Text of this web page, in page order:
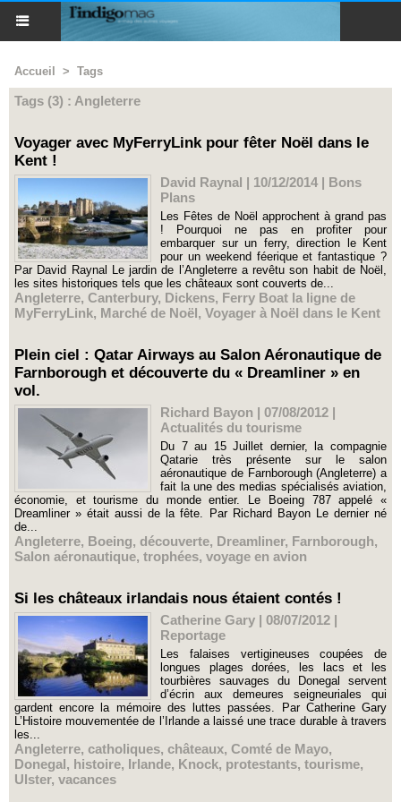
Accueil > Tags
Tags (3) : Angleterre
Voyager avec MyFerryLink pour fêter Noël dans le
Kent !
David Raynal | 10/12/2014 | Bons
Plans
Les Fêtes de Noël approchent à grand pas
! Pourquoi ne pas en profiter pour
embarquer sur un ferry, direction le Kent
pour un weekend féerique et fantastique ?
Par David Raynal Le jardin de l’Angleterre a revêtu son habit de Noël,
les sites historiques tels que les châteaux sont couverts de...
Angleterre, Canterbury, Dickens, Ferry Boat la ligne de
MyFerryLink, Marché de Noël, Voyager à Noël dans le Kent
Plein ciel : Qatar Airways au Salon Aéronautique de
Farnborough et découverte du « Dreamliner » en
vol.
Richard Bayon | 07/08/2012 |
Actualités du tourisme
Du 7 au 15 Juillet dernier, la compagnie
Qatarie très présente sur le salon
aéronautique de Farnborough (Angleterre) a
fait la une des medias spécialisés aviation,
économie, et tourisme du monde entier. Le Boeing 787 appelé «
Dreamliner » était aussi de la fête. Par Richard Bayon Le dernier né
de...
Angleterre, Boeing, découverte, Dreamliner, Farnborough,
Salon aéronautique, trophées, voyage en avion
Si les châteaux irlandais nous étaient contés !
Catherine Gary | 08/07/2012 |
Reportage
Les falaises vertigineuses coupées de
longues plages dorées, les lacs et les
tourbières sauvages du Donegal servent
d’écrin aux demeures seigneuriales qui
gardent encore la mémoire des luttes passées. Par Catherine Gary
L’Histoire mouvementée de l’Irlande a laissé une trace durable à travers
les...
Angleterre, catholiques, châteaux, Comté de Mayo,
Donegal, histoire, Irlande, Knock, protestants, tourisme,
Ulster, vacances